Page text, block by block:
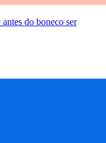
do boneco ser